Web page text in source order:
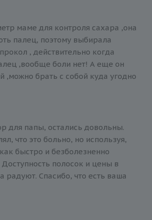
маме для контроля сахара ,она
палец, поэтому выбирала
, действительно когда
,вообще боли нет! А еще он
,можно брать с собой куда угодно
для папы, остались довольны.
что это больно, но используя,
быстро и безболезненно
полосок и цены в
радуют. Спасибо, что есть ваша